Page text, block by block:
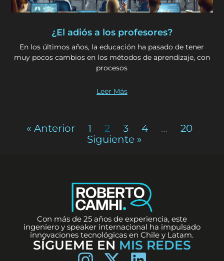
¿El adiós a los profesores?
En los últimos años, la educación ha pasado de tener
muy pocos cambios en los métodos de aprendizaje, con
procesos
Leer Más
« Anterior 1 2 3 4 …
20
Siguiente »
Con más de 25 años de experiencia, este
ingeniero y speaker internacional ha impulsado
innovaciones tecnológicas en Chile y Latam.
SÍGUEME EN MIS REDES